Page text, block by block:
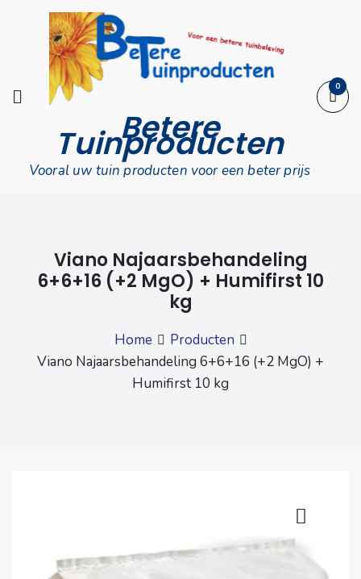
Betere
Tuinproducten
Vooral uw tuin producten voor een beter prijs
0
Viano Najaarsbehandeling
6+6+16 (+2 MgO) + Humifirst 10
kg
Home
Producten
Viano Najaarsbehandeling 6+6+16 (+2 MgO) +
Humifirst 10 kg